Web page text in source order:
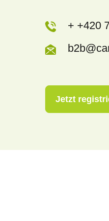
+ +420
Jetzt